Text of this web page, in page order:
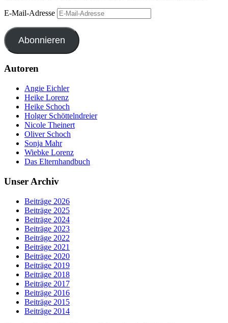
E-Mail-Adresse
Abonnieren
Autoren
Angie Eichler
Heike Lorenz
Heike Schoch
Holger Schöttelndreier
Nicole Theinert
Oliver Schoch
Sonja Mahr
Wiebke Lorenz
Das Elternhandbuch
Unser Archiv
Beiträge 2026
Beiträge 2025
Beiträge 2024
Beiträge 2023
Beiträge 2022
Beiträge 2021
Beiträge 2020
Beiträge 2019
Beiträge 2018
Beiträge 2017
Beiträge 2016
Beiträge 2015
Beiträge 2014